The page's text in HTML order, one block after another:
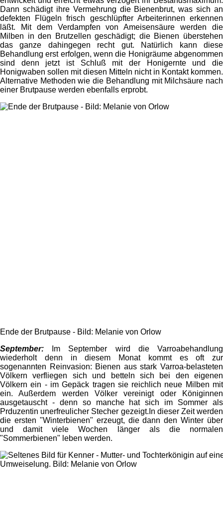
Dann schädigt ihre Vermehrung die Bienenbrut, was sich an
defekten Flügeln frisch geschlüpfter Arbeiterinnen erkennen
läßt. Mit dem Verdampfen von Ameisensäure werden die
Milben in den Brutzellen geschädigt; die Bienen überstehen
das ganze dahingegen recht gut. Natürlich kann diese
Behandlung erst erfolgen, wenn die Honigräume abgenommen
sind denn jetzt ist Schluß mit der Honigernte und die
Honigwaben sollen mit diesen Mitteln nicht in Kontakt kommen.
Alternative Methoden wie die Behandlung mit Milchsäure nach
einer Brutpause werden ebenfalls erprobt.
Ende der Brutpause - Bild: Melanie von Orlow
September: Im September wird die Varroabehandlung
wiederholt denn in diesem Monat kommt es oft zur
sogenannten Reinvasion: Bienen aus stark Varroa-belasteten
Völkern verfliegen sich und betteln sich bei den eigenen
Völkern ein - im Gepäck tragen sie reichlich neue Milben mit
ein. Außerdem werden Völker vereinigt oder Königinnen
ausgetauscht - denn so manche hat sich im Sommer als
Prduzentin unerfreulicher Stecher gezeigt.In dieser Zeit werden
die ersten "Winterbienen" erzeugt, die dann den Winter über
und damit viele Wochen länger als die normalen
"Sommerbienen" leben werden.